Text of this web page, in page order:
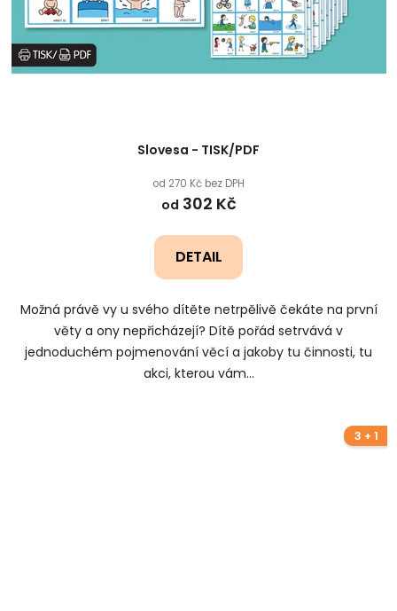
Slovesa - TISK/PDF
od 270 Kč bez DPH
od 302 Kč
DETAIL
Možná právě vy u svého dítěte netrpělivě čekáte na první
věty a ony nepřicházejí? Dítě pořád setrvává v
jednoduchém pojmenování věcí a jakoby tu činnosti, tu
akci, kterou vám...
3 + 1